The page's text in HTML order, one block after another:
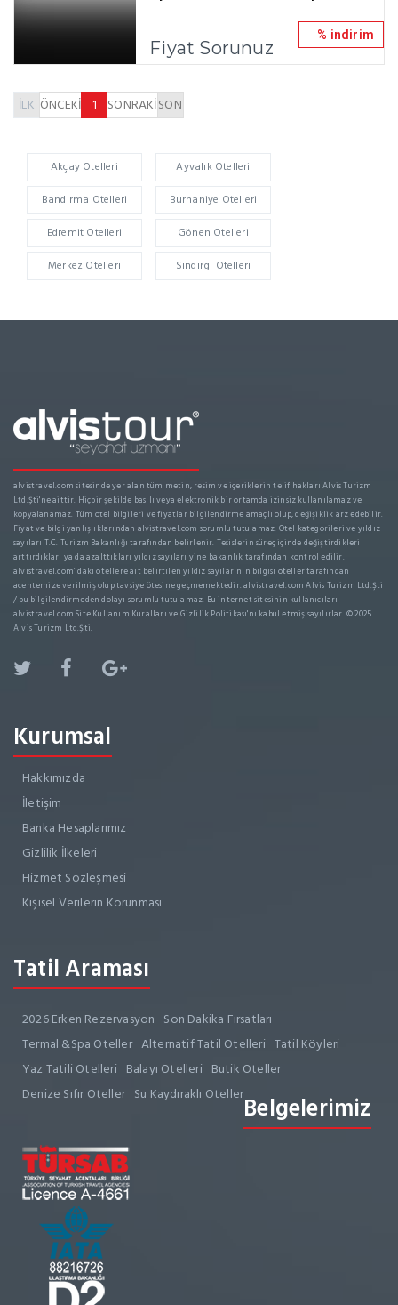
Fiyat Sorunuz
% indirim
İLK ÖNCEKİ 1 SONRAKİSON
Akçay Otelleri
Ayvalık Otelleri
Bandırma Otelleri
Burhaniye Otelleri
Edremit Otelleri
Gönen Otelleri
Merkez Otelleri
Sındırgı Otelleri
alvistravel.com sitesinde yer alan tüm metin, resim ve içeriklerin telif hakları Alvis Turizm
Ltd.Şti'ne aittir. Hiçbir şekilde basılı veya elektronik bir ortamda izinsiz kullanılamaz ve
kopyalanamaz. Tüm otel bilgileri ve fiyatlar bilgilendirme amaçlı olup, değişiklik arz edebilir.
Fiyat ve bilgi yanlışlıklarından alvistravel.com sorumlu tutulamaz. Otel kategorileri ve yıldız
sayıları T.C. Turizm Bakanlığı tarafından belirlenir. Tesislerin süreç içinde değiştirdikleri
arttırdıkları ya da azalttıkları yıldız sayıları yine bakanlık tarafından kontrol edilir.
alvistravel.com’ daki otellere ait belirtilen yıldız sayılarının bilgisi oteller tarafından
acentemize verilmiş olup tavsiye ötesine geçmemektedir. alvistravel.com Alvis Turizm Ltd.Şti
/ bu bilgilendirmeden dolayı sorumlu tutulamaz. Bu internet sitesinin kullanıcıları
alvistravel.com Site Kullanım Kuralları ve Gizlilik Politikası'nı kabul etmiş sayılırlar. © 2025
Alvis Turizm Ltd.Şti.
Kurumsal
Hakkımızda
İletişim
Banka Hesaplarımız
Gizlilik İlkeleri
Hizmet Sözleşmesi
Kişisel Verilerin Korunması
Tatil Araması
2026 Erken Rezervasyon Son Dakika Fırsatları
Termal &Spa Oteller Alternatif Tatil Otelleri Tatil Köyleri
Yaz Tatili Otelleri Balayı Otelleri Butik Oteller
Denize Sıfır Oteller Su Kaydıraklı OtellerBelgelerimiz